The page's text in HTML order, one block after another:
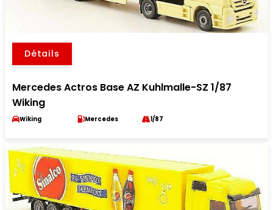
Détails
Mercedes Actros Base AZ Kuhlmalle-SZ 1/87
Wiking
Wiking Mercedes 1/87